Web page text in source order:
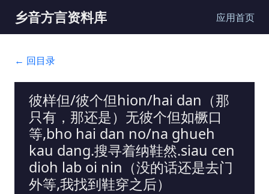
乡音方言资料库 应用首页
← 回目录
彼样但/彼个但hion/hai dan（那
只有，那还是）无彼个但如橛口
等,bho hai dan no/na ghueh
kau dang.搜寻着纳鞋然.siau cen
dioh lab oi nin（没的话还是去门
外等,我找到鞋穿之后）